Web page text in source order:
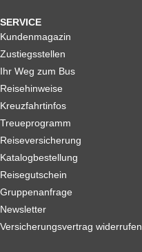
SERVICE
Kundenmagazin
Zustiegsstellen
Ihr Weg zum Bus
Reisehinweise
Kreuzfahrtinfos
Treueprogramm
Reiseversicherung
Katalogbestellung
Reisegutschein
Gruppenanfrage
Newsletter
Versicherungsvertrag widerrufen